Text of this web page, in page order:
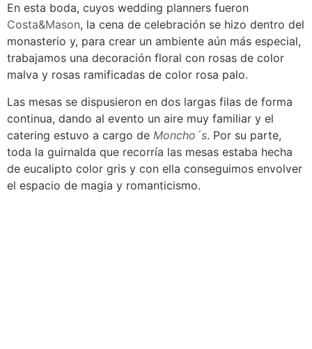
En esta boda, cuyos wedding planners fueron
Costa&Mason, la cena de celebración se hizo dentro del
monasterio y, para crear un ambiente aún más especial,
trabajamos una decoración floral con rosas de color
malva y rosas ramificadas de color rosa palo.
Las mesas se dispusieron en dos largas filas de forma
continua, dando al evento un aire muy familiar y el
catering estuvo a cargo de Moncho´s. Por su parte,
toda la guirnalda que recorría las mesas estaba hecha
de eucalipto color gris y con ella conseguimos envolver
el espacio de magia y romanticismo.